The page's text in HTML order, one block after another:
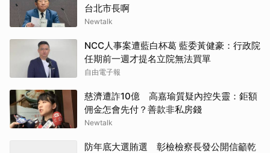
台北市長啊
Newtalk
NCC人事案遭藍白杯葛 藍委黃健豪：行政院
任期前一週才提名立院無法買單
自由電子報
慈濟遭詐10億 高嘉瑜質疑內控失靈：鉅額
佣金怎會先付？善款非私房錢
Newtalk
防年底大選賄選 彰檢檢察長發公開信籲乾